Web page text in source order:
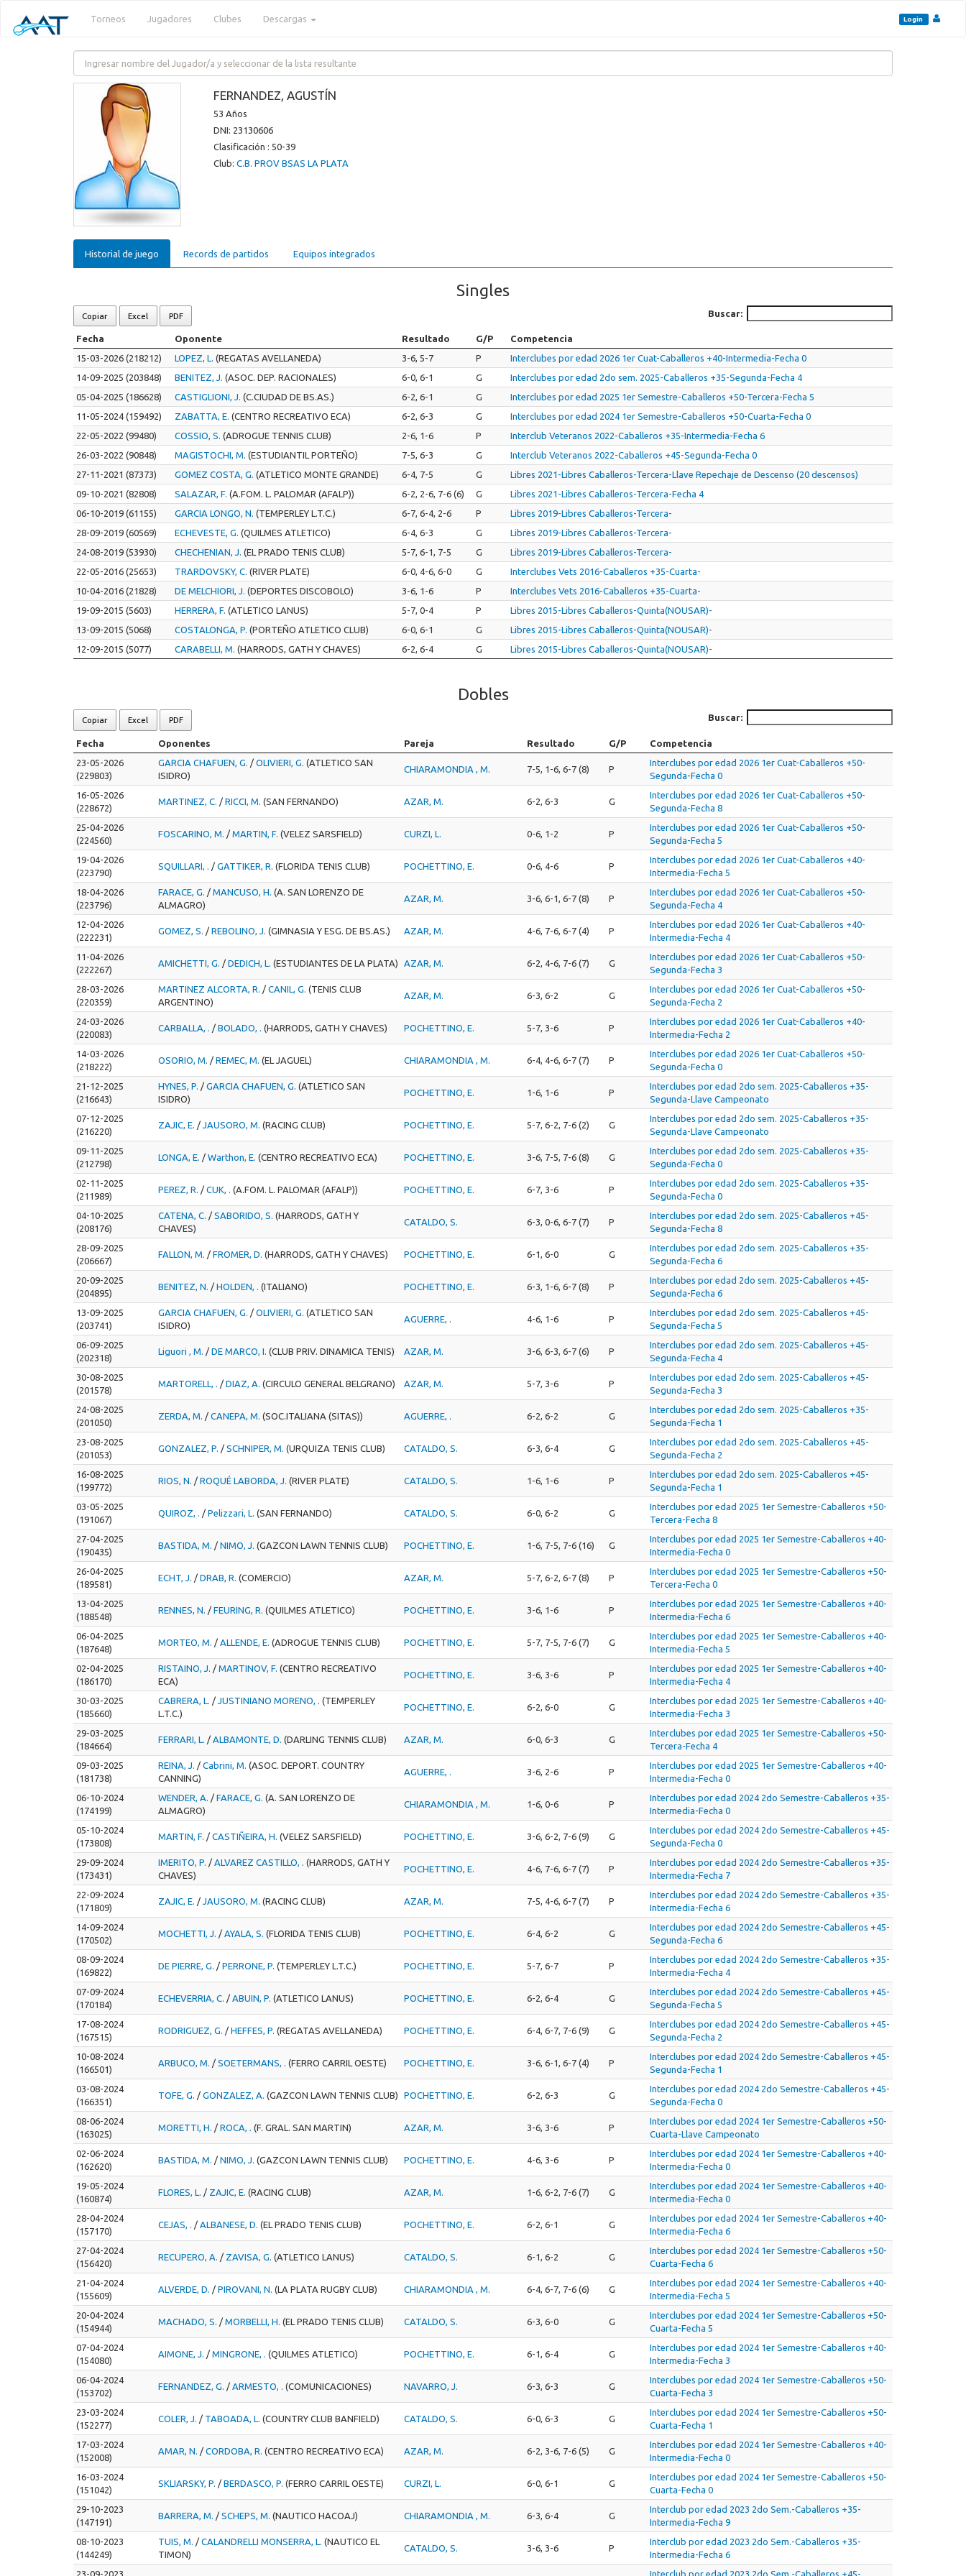
Torneos Jugadores Clubes Descargas Login
FERNANDEZ, AGUSTÍN
53 Años
DNI: 23130606
Clasificación : 50-39
Club: C.B. PROV BSAS LA PLATA
Historial de juego Records de partidos Equipos integrados
Singles
Copiar Excel PDF Buscar:
Fecha Oponente Resultado G/P
Competencia
15-03-2026 (218212)
LOPEZ, L. (REGATAS AVELLANEDA) 3-6, 5-7 P
Interclubes por edad 2026 1er Cuat-Caballeros +40-Intermedia-Fecha 0
14-09-2025 (203848)
BENITEZ, J. (ASOC. DEP. RACIONALES) 6-0, 6-1 G
Interclubes por edad 2do sem. 2025-Caballeros +35-Segunda-Fecha 4
05-04-2025 (186628)
CASTIGLIONI, J. (C.CIUDAD DE BS.AS.) 6-2, 6-1 G
Interclubes por edad 2025 1er Semestre-Caballeros +50-Tercera-Fecha 5
11-05-2024 (159492)
ZABATTA, E. (CENTRO RECREATIVO ECA) 6-2, 6-3 G
Interclubes por edad 2024 1er Semestre-Caballeros +50-Cuarta-Fecha 0
22-05-2022 (99480)
COSSIO, S. (ADROGUE TENNIS CLUB) 2-6, 1-6 P
Interclub Veteranos 2022-Caballeros +35-Intermedia-Fecha 6
26-03-2022 (90848)
MAGISTOCHI, M. (ESTUDIANTIL PORTEÑO) 7-5, 6-3 G
Interclub Veteranos 2022-Caballeros +45-Segunda-Fecha 0
27-11-2021 (87373)
GOMEZ COSTA, G. (ATLETICO MONTE GRANDE) 6-4, 7-5 G
Libres 2021-Libres Caballeros-Tercera-Llave Repechaje de Descenso (20 descensos)
09-10-2021 (82808)
SALAZAR, F. (A.FOM. L. PALOMAR (AFALP)) 6-2, 2-6, 7-6 (6) G
Libres 2021-Libres Caballeros-Tercera-Fecha 4
06-10-2019 (61155)
GARCIA LONGO, N. (TEMPERLEY L.T.C.) 6-7, 6-4, 2-6 P
Libres 2019-Libres Caballeros-Tercera-
28-09-2019 (60569)
ECHEVESTE, G. (QUILMES ATLETICO) 6-4, 6-3 G
Libres 2019-Libres Caballeros-Tercera-
24-08-2019 (53930)
CHECHENIAN, J. (EL PRADO TENIS CLUB) 5-7, 6-1, 7-5 G
Libres 2019-Libres Caballeros-Tercera-
22-05-2016 (25653)
TRARDOVSKY, C. (RIVER PLATE) 6-0, 4-6, 6-0 G
Interclubes Vets 2016-Caballeros +35-Cuarta-
10-04-2016 (21828)
DE MELCHIORI, J. (DEPORTES DISCOBOLO) 3-6, 1-6 P
Interclubes Vets 2016-Caballeros +35-Cuarta-
19-09-2015 (5603)
HERRERA, F. (ATLETICO LANUS) 5-7, 0-4 P
Libres 2015-Libres Caballeros-Quinta(NOUSAR)-
13-09-2015 (5068)
COSTALONGA, P. (PORTEÑO ATLETICO CLUB) 6-0, 6-1 G
Libres 2015-Libres Caballeros-Quinta(NOUSAR)-
12-09-2015 (5077)
CARABELLI, M. (HARRODS, GATH Y CHAVES) 6-2, 6-4 G Libres 2015-Libres Caballeros-Quinta(NOUSAR)-
Dobles
Copiar Excel PDF Buscar:
Fecha Oponentes Pareja Resultado G/P
Competencia
23-05-2026
(229803)
GARCIA CHAFUEN, G. / OLIVIERI, G. (ATLETICO SAN
ISIDRO)
CHIARAMONDIA , M. 7-5, 1-6, 6-7 (8) P
Interclubes por edad 2026 1er Cuat-Caballeros +50-
Segunda-Fecha 0
16-05-2026
(228672)
MARTINEZ, C. / RICCI, M. (SAN FERNANDO) AZAR, M. 6-2, 6-3 G
Interclubes por edad 2026 1er Cuat-Caballeros +50-
Segunda-Fecha 8
25-04-2026
(224560)
FOSCARINO, M. / MARTIN, F. (VELEZ SARSFIELD) CURZI, L. 0-6, 1-2 P
Interclubes por edad 2026 1er Cuat-Caballeros +50-
Segunda-Fecha 5
19-04-2026
(223790)
SQUILLARI, . / GATTIKER, R. (FLORIDA TENIS CLUB) POCHETTINO, E. 0-6, 4-6 P
Interclubes por edad 2026 1er Cuat-Caballeros +40-
Intermedia-Fecha 5
18-04-2026
(223796)
FARACE, G. / MANCUSO, H. (A. SAN LORENZO DE
ALMAGRO)
AZAR, M. 3-6, 6-1, 6-7 (8) P
Interclubes por edad 2026 1er Cuat-Caballeros +50-
Segunda-Fecha 4
12-04-2026
(222231)
GOMEZ, S. / REBOLINO, J. (GIMNASIA Y ESG. DE BS.AS.) AZAR, M. 4-6, 7-6, 6-7 (4) P
Interclubes por edad 2026 1er Cuat-Caballeros +40-
Intermedia-Fecha 4
11-04-2026
(222267)
AMICHETTI, G. / DEDICH, L. (ESTUDIANTES DE LA PLATA) AZAR, M. 6-2, 4-6, 7-6 (7) G
Interclubes por edad 2026 1er Cuat-Caballeros +50-
Segunda-Fecha 3
28-03-2026
(220359)
MARTINEZ ALCORTA, R. / CANIL, G. (TENIS CLUB
ARGENTINO)
AZAR, M. 6-3, 6-2 G
Interclubes por edad 2026 1er Cuat-Caballeros +50-
Segunda-Fecha 2
24-03-2026
(220083)
CARBALLA, . / BOLADO, . (HARRODS, GATH Y CHAVES) POCHETTINO, E. 5-7, 3-6 P
Interclubes por edad 2026 1er Cuat-Caballeros +40-
Intermedia-Fecha 2
14-03-2026
(218222)
OSORIO, M. / REMEC, M. (EL JAGUEL) CHIARAMONDIA , M. 6-4, 4-6, 6-7 (7) P
Interclubes por edad 2026 1er Cuat-Caballeros +50-
Segunda-Fecha 0
21-12-2025
(216643)
HYNES, P. / GARCIA CHAFUEN, G. (ATLETICO SAN
ISIDRO)
POCHETTINO, E. 1-6, 1-6 P
Interclubes por edad 2do sem. 2025-Caballeros +35-
Segunda-Llave Campeonato
07-12-2025
(216220)
ZAJIC, E. / JAUSORO, M. (RACING CLUB) POCHETTINO, E. 5-7, 6-2, 7-6 (2) G
Interclubes por edad 2do sem. 2025-Caballeros +35-
Segunda-Llave Campeonato
09-11-2025
(212798)
LONGA, E. / Warthon, E. (CENTRO RECREATIVO ECA) POCHETTINO, E. 3-6, 7-5, 7-6 (8) G
Interclubes por edad 2do sem. 2025-Caballeros +35-
Segunda-Fecha 0
02-11-2025
(211989)
PEREZ, R. / CUK, . (A.FOM. L. PALOMAR (AFALP)) POCHETTINO, E. 6-7, 3-6 P
Interclubes por edad 2do sem. 2025-Caballeros +35-
Segunda-Fecha 0
04-10-2025
(208176)
CATENA, C. / SABORIDO, S. (HARRODS, GATH Y
CHAVES)
CATALDO, S. 6-3, 0-6, 6-7 (7) P
Interclubes por edad 2do sem. 2025-Caballeros +45-
Segunda-Fecha 8
28-09-2025
(206667)
FALLON, M. / FROMER, D. (HARRODS, GATH Y CHAVES) POCHETTINO, E. 6-1, 6-0 G
Interclubes por edad 2do sem. 2025-Caballeros +35-
Segunda-Fecha 6
20-09-2025
(204895)
BENITEZ, N. / HOLDEN, . (ITALIANO) POCHETTINO, E. 6-3, 1-6, 6-7 (8) P
Interclubes por edad 2do sem. 2025-Caballeros +45-
Segunda-Fecha 6
13-09-2025
(203741)
GARCIA CHAFUEN, G. / OLIVIERI, G. (ATLETICO SAN
ISIDRO)
AGUERRE, . 4-6, 1-6 P
Interclubes por edad 2do sem. 2025-Caballeros +45-
Segunda-Fecha 5
06-09-2025
(202318)
Liguori , M. / DE MARCO, I. (CLUB PRIV. DINAMICA TENIS) AZAR, M. 3-6, 6-3, 6-7 (6) P
Interclubes por edad 2do sem. 2025-Caballeros +45-
Segunda-Fecha 4
30-08-2025
(201578)
MARTORELL, . / DIAZ, A. (CIRCULO GENERAL BELGRANO) AZAR, M. 5-7, 3-6 P
Interclubes por edad 2do sem. 2025-Caballeros +45-
Segunda-Fecha 3
24-08-2025
(201050)
ZERDA, M. / CANEPA, M. (SOC.ITALIANA (SITAS)) AGUERRE, . 6-2, 6-2 G
Interclubes por edad 2do sem. 2025-Caballeros +35-
Segunda-Fecha 1
23-08-2025
(201053)
GONZALEZ, P. / SCHNIPER, M. (URQUIZA TENIS CLUB) CATALDO, S. 6-3, 6-4 G
Interclubes por edad 2do sem. 2025-Caballeros +45-
Segunda-Fecha 2
16-08-2025
(199772)
RIOS, N. / ROQUÉ LABORDA, J. (RIVER PLATE) CATALDO, S. 1-6, 1-6 P
Interclubes por edad 2do sem. 2025-Caballeros +45-
Segunda-Fecha 1
03-05-2025
(191067)
QUIROZ, . / Pelizzari, L. (SAN FERNANDO) CATALDO, S. 6-0, 6-2 G
Interclubes por edad 2025 1er Semestre-Caballeros +50-
Tercera-Fecha 8
27-04-2025
(190435)
BASTIDA, M. / NIMO, J. (GAZCON LAWN TENNIS CLUB) POCHETTINO, E. 1-6, 7-5, 7-6 (16) G
Interclubes por edad 2025 1er Semestre-Caballeros +40-
Intermedia-Fecha 0
26-04-2025
(189581)
ECHT, J. / DRAB, R. (COMERCIO) AZAR, M. 5-7, 6-2, 6-7 (8) P
Interclubes por edad 2025 1er Semestre-Caballeros +50-
Tercera-Fecha 0
13-04-2025
(188548)
RENNES, N. / FEURING, R. (QUILMES ATLETICO) POCHETTINO, E. 3-6, 1-6 P
Interclubes por edad 2025 1er Semestre-Caballeros +40-
Intermedia-Fecha 6
06-04-2025
(187648)
MORTEO, M. / ALLENDE, E. (ADROGUE TENNIS CLUB) POCHETTINO, E. 5-7, 7-5, 7-6 (7) G
Interclubes por edad 2025 1er Semestre-Caballeros +40-
Intermedia-Fecha 5
02-04-2025
(186170)
RISTAINO, J. / MARTINOV, F. (CENTRO RECREATIVO
ECA)
POCHETTINO, E. 3-6, 3-6 P
Interclubes por edad 2025 1er Semestre-Caballeros +40-
Intermedia-Fecha 4
30-03-2025
(185660)
CABRERA, L. / JUSTINIANO MORENO, . (TEMPERLEY
L.T.C.)
POCHETTINO, E. 6-2, 6-0 G
Interclubes por edad 2025 1er Semestre-Caballeros +40-
Intermedia-Fecha 3
29-03-2025
(184664)
FERRARI, L. / ALBAMONTE, D. (DARLING TENNIS CLUB) AZAR, M. 6-0, 6-3 G
Interclubes por edad 2025 1er Semestre-Caballeros +50-
Tercera-Fecha 4
09-03-2025
(181738)
REINA, J. / Cabrini, M. (ASOC. DEPORT. COUNTRY
CANNING)
AGUERRE, . 3-6, 2-6 P
Interclubes por edad 2025 1er Semestre-Caballeros +40-
Intermedia-Fecha 0
06-10-2024
(174199)
WENDER, A. / FARACE, G. (A. SAN LORENZO DE
ALMAGRO)
CHIARAMONDIA , M. 1-6, 0-6 P
Interclubes por edad 2024 2do Semestre-Caballeros +35-
Intermedia-Fecha 0
05-10-2024
(173808)
MARTIN, F. / CASTIÑEIRA, H. (VELEZ SARSFIELD) POCHETTINO, E. 3-6, 6-2, 7-6 (9) G
Interclubes por edad 2024 2do Semestre-Caballeros +45-
Segunda-Fecha 0
29-09-2024
(173431)
IMERITO, P. / ALVAREZ CASTILLO, . (HARRODS, GATH Y
CHAVES)
POCHETTINO, E. 4-6, 7-6, 6-7 (7) P
Interclubes por edad 2024 2do Semestre-Caballeros +35-
Intermedia-Fecha 7
22-09-2024
(171809)
ZAJIC, E. / JAUSORO, M. (RACING CLUB) AZAR, M. 7-5, 4-6, 6-7 (7) P
Interclubes por edad 2024 2do Semestre-Caballeros +35-
Intermedia-Fecha 6
14-09-2024
(170502)
MOCHETTI, J. / AYALA, S. (FLORIDA TENIS CLUB) POCHETTINO, E. 6-4, 6-2 G
Interclubes por edad 2024 2do Semestre-Caballeros +45-
Segunda-Fecha 6
08-09-2024
(169822)
DE PIERRE, G. / PERRONE, P. (TEMPERLEY L.T.C.) POCHETTINO, E. 5-7, 6-7 P
Interclubes por edad 2024 2do Semestre-Caballeros +35-
Intermedia-Fecha 4
07-09-2024
(170184)
ECHEVERRIA, C. / ABUIN, P. (ATLETICO LANUS) POCHETTINO, E. 6-2, 6-4 G
Interclubes por edad 2024 2do Semestre-Caballeros +45-
Segunda-Fecha 5
17-08-2024
(167515)
RODRIGUEZ, G. / HEFFES, P. (REGATAS AVELLANEDA) POCHETTINO, E. 6-4, 6-7, 7-6 (9) G
Interclubes por edad 2024 2do Semestre-Caballeros +45-
Segunda-Fecha 2
10-08-2024
(166501)
ARBUCO, M. / SOETERMANS, . (FERRO CARRIL OESTE) POCHETTINO, E. 3-6, 6-1, 6-7 (4) P
Interclubes por edad 2024 2do Semestre-Caballeros +45-
Segunda-Fecha 1
03-08-2024
(166351)
TOFE, G. / GONZALEZ, A. (GAZCON LAWN TENNIS CLUB) POCHETTINO, E. 6-2, 6-3 G
Interclubes por edad 2024 2do Semestre-Caballeros +45-
Segunda-Fecha 0
08-06-2024
(163025)
MORETTI, H. / ROCA, . (F. GRAL. SAN MARTIN) AZAR, M. 3-6, 3-6 P
Interclubes por edad 2024 1er Semestre-Caballeros +50-
Cuarta-Llave Campeonato
02-06-2024
(162620)
BASTIDA, M. / NIMO, J. (GAZCON LAWN TENNIS CLUB) POCHETTINO, E. 4-6, 3-6 P
Interclubes por edad 2024 1er Semestre-Caballeros +40-
Intermedia-Fecha 0
19-05-2024
(160874)
FLORES, L. / ZAJIC, E. (RACING CLUB) AZAR, M. 1-6, 6-2, 7-6 (7) G
Interclubes por edad 2024 1er Semestre-Caballeros +40-
Intermedia-Fecha 0
28-04-2024
(157170)
CEJAS, . / ALBANESE, D. (EL PRADO TENIS CLUB) POCHETTINO, E. 6-2, 6-1 G
Interclubes por edad 2024 1er Semestre-Caballeros +40-
Intermedia-Fecha 6
27-04-2024
(156420)
RECUPERO, A. / ZAVISA, G. (ATLETICO LANUS) CATALDO, S. 6-1, 6-2 G
Interclubes por edad 2024 1er Semestre-Caballeros +50-
Cuarta-Fecha 6
21-04-2024
(155609)
ALVERDE, D. / PIROVANI, N. (LA PLATA RUGBY CLUB) CHIARAMONDIA , M. 6-4, 6-7, 7-6 (6) G
Interclubes por edad 2024 1er Semestre-Caballeros +40-
Intermedia-Fecha 5
20-04-2024
(154944)
MACHADO, S. / MORBELLI, H. (EL PRADO TENIS CLUB) CATALDO, S. 6-3, 6-0 G
Interclubes por edad 2024 1er Semestre-Caballeros +50-
Cuarta-Fecha 5
07-04-2024
(154080)
AIMONE, J. / MINGRONE, . (QUILMES ATLETICO) POCHETTINO, E. 6-1, 6-4 G
Interclubes por edad 2024 1er Semestre-Caballeros +40-
Intermedia-Fecha 3
06-04-2024
(153702)
FERNANDEZ, G. / ARMESTO, . (COMUNICACIONES) NAVARRO, J. 6-3, 6-3 G
Interclubes por edad 2024 1er Semestre-Caballeros +50-
Cuarta-Fecha 3
23-03-2024
(152277)
COLER, J. / TABOADA, L. (COUNTRY CLUB BANFIELD) CATALDO, S. 6-0, 6-3 G
Interclubes por edad 2024 1er Semestre-Caballeros +50-
Cuarta-Fecha 1
17-03-2024
(152008)
AMAR, N. / CORDOBA, R. (CENTRO RECREATIVO ECA) AZAR, M. 6-2, 3-6, 7-6 (5) G
Interclubes por edad 2024 1er Semestre-Caballeros +40-
Intermedia-Fecha 0
16-03-2024
(151042)
SKLIARSKY, P. / BERDASCO, P. (FERRO CARRIL OESTE) CURZI, L. 6-0, 6-1 G
Interclubes por edad 2024 1er Semestre-Caballeros +50-
Cuarta-Fecha 0
29-10-2023
(147191)
BARRERA, M. / SCHEPS, M. (NAUTICO HACOAJ) CHIARAMONDIA , M. 6-3, 6-4 G
Interclub por edad 2023 2do Sem.-Caballeros +35-
Intermedia-Fecha 9
08-10-2023
(144249)
TUIS, M. / CALANDRELLI MONSERRA, L. (NAUTICO EL
TIMON)
CATALDO, S. 3-6, 3-6 P
Interclub por edad 2023 2do Sem.-Caballeros +35-
Intermedia-Fecha 6
23-09-2023
Interclub por edad 2023 2do Sem.-Caballeros +45-